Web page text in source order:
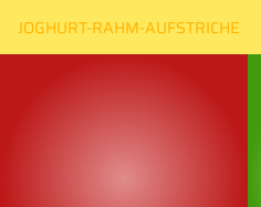
JOGHURT-RAHM-AUFSTRICHE